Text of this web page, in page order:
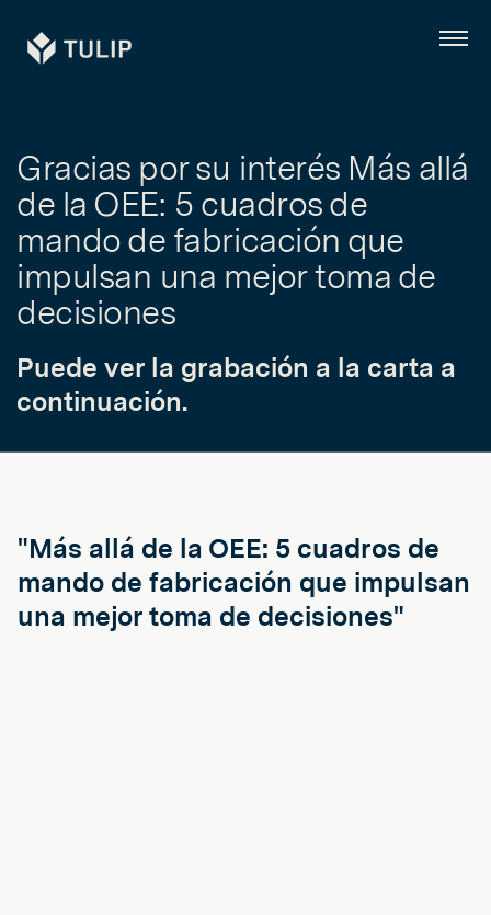
Tulip Menú
Gracias por su interés Más allá
de la OEE: 5 cuadros de
mando de fabricación que
impulsan una mejor toma de
decisiones
Puede ver la grabación a la carta a
continuación.
"Más allá de la OEE: 5 cuadros de
mando de fabricación que impulsan
una mejor toma de decisiones"